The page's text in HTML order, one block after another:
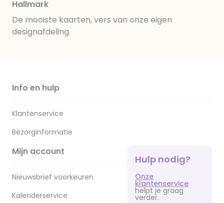
Hallmark
De mooiste kaarten, vers van onze eigen
designafdeling.
Info en hulp
Klantenservice
Bezorginformatie
Mijn account
Nieuwsbrief voorkeuren
Kalenderservice
Hulp nodig?
Onze
klantenservice
helpt je graag
verder.